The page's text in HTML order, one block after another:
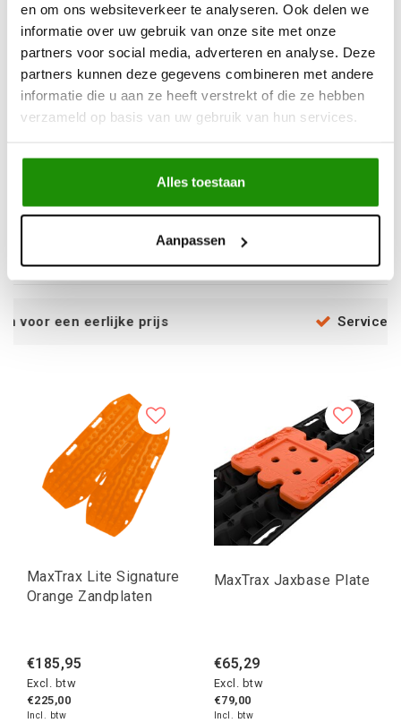
en om ons websiteverkeer te analyseren. Ook delen we
informatie over uw gebruik van onze site met onze
partners voor social media, adverteren en analyse. Deze
partners kunnen deze gegevens combineren met andere
informatie die u aan ze heeft verstrekt of die ze hebben
verzameld op basis van uw gebruik van hun services.
Alles toestaan
Aanpassen
MaxTrax Kinetisch
€82,60
Incl. btw
MaxTrax Flat Rack
€90,08
€109,00
Incl. btw
prijs Service na verkoop
MaxTrax Lite Signature
Orange Zandplaten
€185,95
Excl. btw
€225,00
Incl. btw
MaxTrax Jaxbase Plate
€65,29
Excl. btw
€79,00
Incl. btw